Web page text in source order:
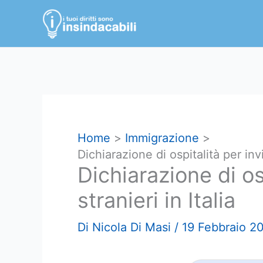
contenuto
Home
Immigrazione
Dichiarazione di ospitalità per
Dichiarazione di
stranieri in Italia
Di Nicola Di Masi / 19 Febbraio